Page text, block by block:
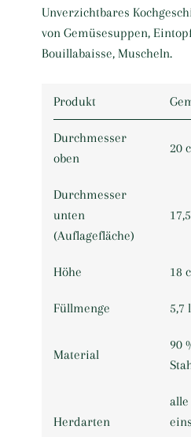
Unverzichtbares
von Gemüsesuppen,
Bouillabaisse, Muscheln.
Produkt
Durchmesser
oben
20
Durchmesser
unten
(Auflagefläche)
Höhe 18
Füllmenge 5,7
Material
90
Herdarten